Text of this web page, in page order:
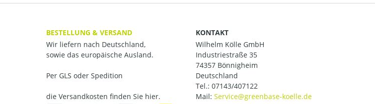
BESTELLUNG & VERSAND
Wir liefern nach Deutschland,
sowie das europäische Ausland.
Per GLS oder Spedition
die Versandkosten finden Sie hier.
KONTAKT
Wilhelm Kölle GmbH
Industriestraße 35
74357 Bönnigheim
Deutschland
Tel.: 07143/407122
Mail: